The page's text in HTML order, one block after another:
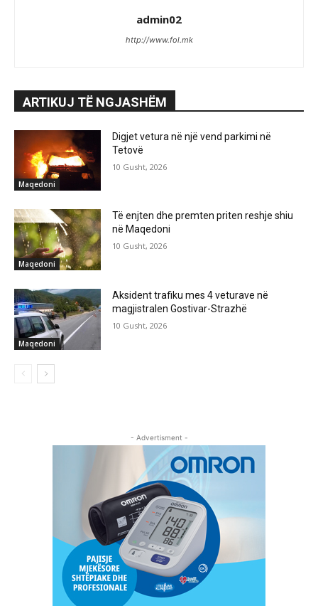
admin02
http://www.fol.mk
ARTIKUJ TË NGJASHËM
Maqedoni
Digjet vetura në një vend parkimi në
Tetovë
10 Gusht, 2026
Maqedoni
Të enjten dhe premten priten reshje shiu
në Maqedoni
10 Gusht, 2026
Maqedoni
Aksident trafiku mes 4 veturave në
magjistralen Gostivar-Strazhë
10 Gusht, 2026
- Advertisment -